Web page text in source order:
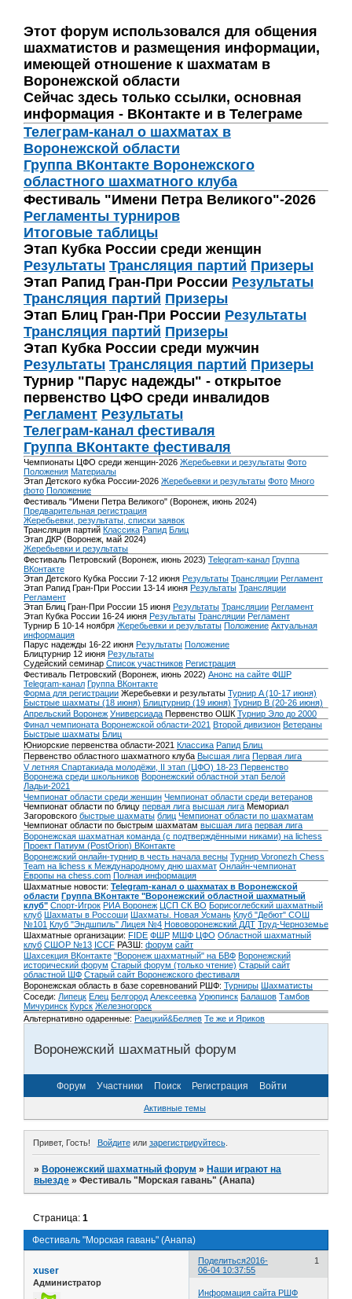
Этот форум использовался для общения
шахматистов и размещения информации,
имеющей отношение к шахматам в
Воронежской области
Сейчас здесь только ссылки, основная
информация - ВКонтакте и в Телеграме
Телеграм-канал о шахматах в
Воронежской области
Группа ВКонтакте Воронежского
областного шахматного клуба
Фестиваль "Имени Петра Великого"-2026
Регламенты турниров
Итоговые таблицы
Этап Кубка России среди женщин
Результаты Трансляция партий Призеры
Этап Рапид Гран-При России Результаты
Трансляция партий Призеры
Этап Блиц Гран-При России Результаты
Трансляция партий Призеры
Этап Кубка России среди мужчин
Результаты Трансляция партий Призеры
Турнир "Парус надежды" - открытое
первенство ЦФО среди инвалидов
Регламент Результаты
Телеграм-канал фестиваля
Группа ВКонтакте фестиваля
Чемпионаты ЦФО среди женщин-2026 Жеребьевки и результаты Фото
Положения Материалы
Этап Детского кубка России-2026 Жеребьевки и результаты Фото Много
фото Положение
Фестиваль "Имени Петра Великого" (Воронеж, июнь 2024)
Предварительная регистрация
Жеребьевки, результаты, списки заявок
Трансляция партий Классика Рапид Блиц
Этап ДКР (Воронеж, май 2024)
Жеребьевки и результаты
Фестиваль Петровский (Воронеж, июнь 2023) Telegram-канал Группа
ВКонтакте
Этап Детского Кубка России 7-12 июня Результаты Трансляции Регламент
Этап Рапид Гран-При России 13-14 июня Результаты Трансляции
Регламент
Этап Блиц Гран-При России 15 июня Результаты Трансляции Регламент
Этап Кубка России 16-24 июня Результаты Трансляции Регламент
Турнир Б 10-14 ноября Жеребьевки и результаты Положение Актуальная
информация
Парус надежды 16-22 июня Результаты Положение
Блицтурнир 12 июня Результаты
Судейский семинар Список участников Регистрация
Фестиваль Петровский (Воронеж, июнь 2022) Анонс на сайте ФШР
Telegram-канал Группа ВКонтакте
Форма для регистрации Жеребьевки и результаты Турнир A (10-17 июня)
Быстрые шахматы (18 июня) Блицтурнир (19 июня) Турнир B (20-26 июня)
Апрельский Воронеж Универсиада Первенство ОШК Турнир Эло до 2000
Финал чемпионата Воронежской области-2021 Второй дивизион Ветераны
Быстрые шахматы Блиц
Юниорские первенства области-2021 Классика Рапид Блиц
Первенство областного шахматного клуба Высшая лига Первая лига
V летняя Спартакиада молодёжи, II этап (ЦФО) 18-23 Первенство
Воронежа среди школьников Воронежский областной этап Белой
Ладьи-2021
Чемпионат области среди женщин Чемпионат области среди ветеранов
Чемпионат области по блицу первая лига высшая лига Мемориал
Загоровского быстрые шахматы блиц Чемпионат области по шахматам
Чемпионат области по быстрым шахматам высшая лига первая лига
Воронежская шахматная команда (с подтверждёнными никами) на lichess
Проект Патиум (PostOrion) ВКонтакте
Воронежский онлайн-турнир в честь начала весны Турнир Voronezh Chess
Team на lichess к Международному дню шахмат Онлайн-чемпионат
Европы на chess.com Полная информация
Шахматные новости: Telegram-канал о шахматах в Воронежской
области Группа ВКонтакте "Воронежский областной шахматный
клуб" Спорт-Игрок РИА Воронеж ЦСП СК ВО Борисоглебский шахматный
клуб Шахматы в Россоши Шахматы. Новая Усмань Клуб "Дебют" СОШ
№101 Клуб "Эндшпиль" Лицея №4 Нововоронежский ДДТ Труд-Черноземье
Шахматные организации: FIDE ФШР МШФ ЦФО Областной шахматный
клуб СШОР №13 ICCF РАЗШ: форум сайт
Шахсекция ВКонтакте "Воронеж шахматный" на БВФ Воронежский
исторический форум Cтарый форум (только чтение) Старый сайт
областной ШФ Старый сайт Воронежского фестиваля
Воронежская область в базе соревнований РШФ: Турниры Шахматисты
Соседи: Липецк Елец Белгород Алексеевка Урюпинск Балашов Тамбов
Мичуринск Курск Железногорск
Альтернативно одаренные: Раецкий&Беляев Те же и Яриков
Воронежский шахматный форум
Форум Участники Поиск Регистрация Войти
Активные темы
Привет, Гость! Войдитеили зарегистрируйтесь.
»Воронежский шахматный форум »Наши играют на
выезде »Фестиваль "Морская гавань" (Анапа)
Фестиваль "Морская гавань" (Анапа)
Страница:1
Поделиться 1
2016-
06-04 10:37:55
xuser
Администратор
Информация сайта РШФ